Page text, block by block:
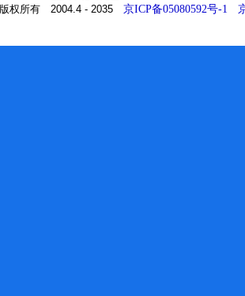
权所有 2004.4 - 2035 京ICP备05080592号-1